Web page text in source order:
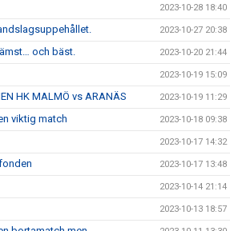
2023-10-28 18:40
2023-10-27 20:38
och bäst. 2023-10-20 21:44
2023-10-19 15:09
HK MALMÖ vs ARANÄS 2023-10-19 11:29
viktig match 2023-10-18 09:38
2023-10-17 14:32
2023-10-17 13:48
2023-10-14 21:14
2023-10-13 18:57